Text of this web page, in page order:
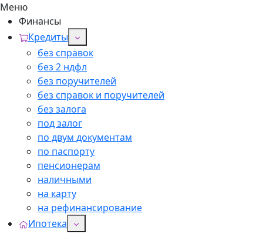
Меню
Финансы
Кредиты
без справок
без 2 ндфл
без поручителей
без справок и поручителей
без залога
под залог
по двум документам
по паспорту
пенсионерам
наличными
на карту
на рефинансирование
Ипотека